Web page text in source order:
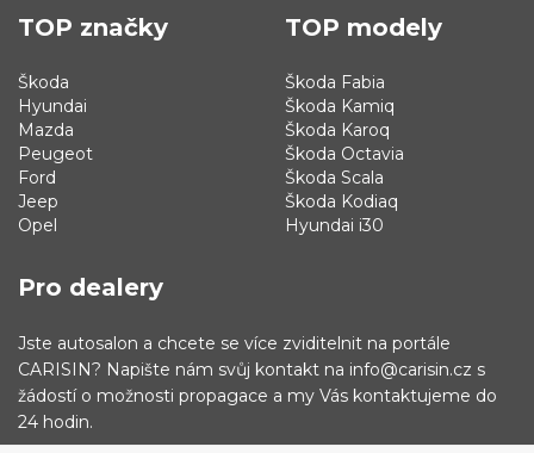
TOP značky
Škoda
Hyundai
Mazda
Peugeot
Ford
Jeep
Opel
TOP modely
Škoda Fabia
Škoda Kamiq
Škoda Karoq
Škoda Octavia
Škoda Scala
Škoda Kodiaq
Hyundai i30
Pro dealery
Jste autosalon a chcete se více zviditelnit na portále
CARISIN? Napište nám svůj kontakt na info@carisin.cz s
žádostí o možnosti propagace a my Vás kontaktujeme do
24 hodin.